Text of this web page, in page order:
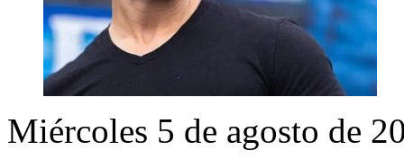
Miércoles 5 de agosto de